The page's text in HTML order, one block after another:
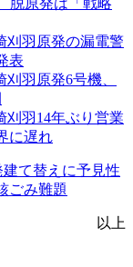
脱原発は「戦略
刈羽原発の漏電警
表
刈羽原発6号機、
刈羽14年ぶり営業
に遅れ
建て替えに予見性
ごみ難題
以上